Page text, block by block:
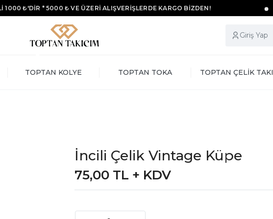
1000 ₺'DİR * 5000 ₺ VE ÜZERİ ALIŞVERİŞLERDE KARGO BİZDEN!
Giriş Yap
TOPTAN KOLYE TOPTAN TOKA TOPTAN ÇELİK TAKI
İncili Çelik Vintage Küpe
75,00 TL + KDV